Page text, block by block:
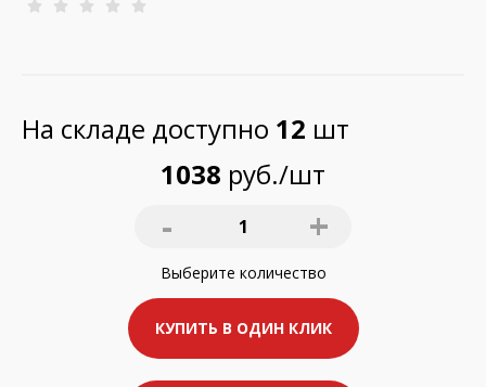
На складе доступно 12 шт
1038 руб./шт
- 1 +
Выберите количество
КУПИТЬ В ОДИН КЛИК